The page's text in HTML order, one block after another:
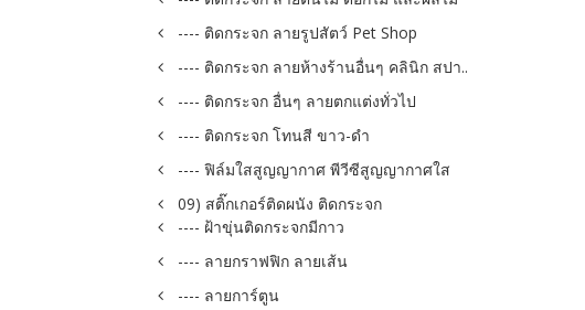
---- ติดกระจก ลายรูปสัตว์ Pet Shop
---- ติดกระจก ลายห้างร้านอื่นๆ คลินิก สปา..
---- ติดกระจก อื่นๆ ลายตกแต่งทั่วไป
---- ติดกระจก โทนสี ขาว-ดำ
---- ฟิล์มใสสูญญากาศ พีวีซีสูญญากาศใส
09) สติ๊กเกอร์ติดผนัง ติดกระจก
---- ฝ้าขุ่นติดกระจกมีกาว
---- ลายกราฟฟิก ลายเส้น
---- ลายการ์ตูน